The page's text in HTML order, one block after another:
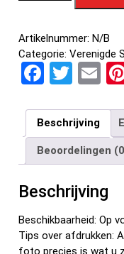
Artikelnummer:N/B
Categorie:Verenigde
F
ce
b
o
o
k
T
tt
er
E
ail
Beschrijving
Beoordelingen
Beschrijving
Beschikbaarheid: Op
Tips over afdrukken:
foto precies is wat u